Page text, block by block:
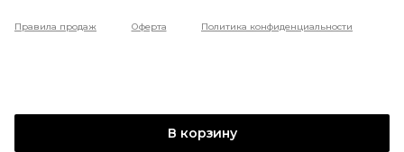
В корзину
Правила продаж Оферта Политика конфиденциальности